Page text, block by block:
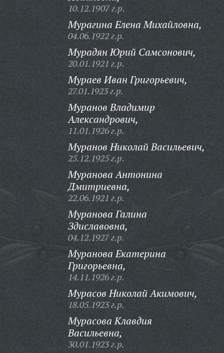
10.12.1907 г.р.
Мурагина Елена Михайловна,
04.06.1922 г.р.
Мурадян Юрий Самсонович,
20.01.1921 г.р.
Мураев Иван Григорьевич,
27.01.1923 г.р.
Муранов Владимир
Александрович,
11.01.1926 г.р.
Муранов Николай Васильевич,
25.12.1925 г.р.
Муранова Антонина
Дмитриевна,
22.06.1921 г.р.
Муранова Галина
Здиславовна,
04.12.1927 г.р.
Муранова Екатерина
Григорьевна,
14.11.1926 г.р.
Мурасов Николай Акимович,
18.05.1923 г.р.
Мурасова Клавдия
Васильевна,
30.01.1923 г.р.